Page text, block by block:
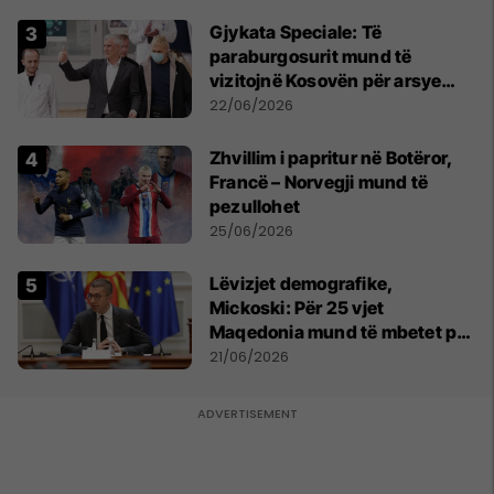
​Gjykata Speciale: Të
paraburgosurit mund të
vizitojnë Kosovën për arsye
humanitare
22/06/2026
Zhvillim i papritur në Botëror,
Francë – Norvegji mund të
pezullohet
25/06/2026
Lëvizjet demografike,
Mickoski: Për 25 vjet
Maqedonia mund të mbetet pa
150 mijë deri në 250 mijë
21/06/2026